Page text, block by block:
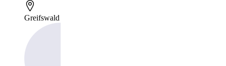
Greifswald